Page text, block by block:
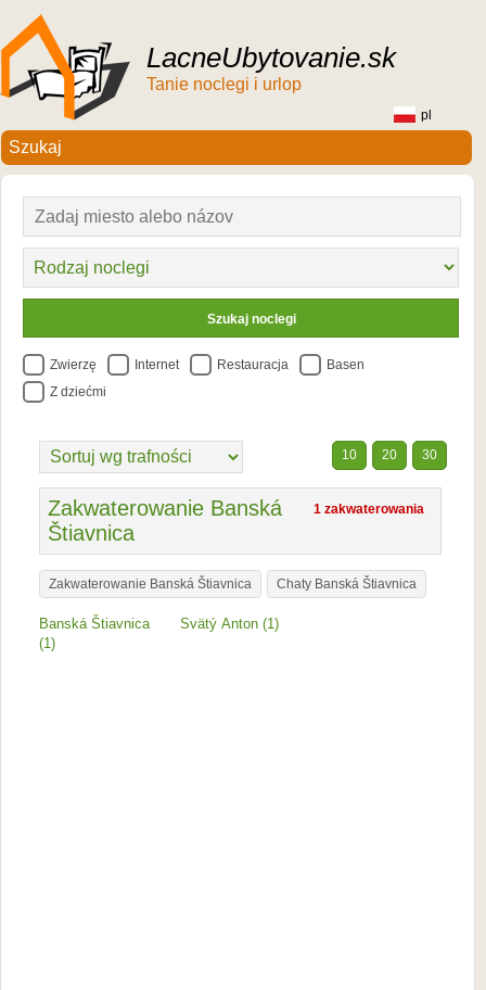
LacneUbytovanie.sk
Tanie noclegi i urlop
pl
Zwierzę Internet Restauracja
Basen
Z dziećmi
10 20 30
1 zakwaterowania
Zakwaterowanie Banská
Štiavnica
Zakwaterowanie Banská Štiavnica Chaty Banská Štiavnica
Banská Štiavnica
(1)
Svätý Anton (1)